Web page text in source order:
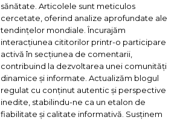
sănătate. Articolele sunt meticulos
cercetate, oferind analize aprofundate ale
tendințelor mondiale. Încurajăm
interacțiunea cititorilor printr-o participare
activă în secțiunea de comentarii,
contribuind la dezvoltarea unei comunități
dinamice și informate. Actualizăm blogul
regulat cu conținut autentic și perspective
inedite, stabilindu-ne ca un etalon de
fiabilitate și calitate informativă. Susținem